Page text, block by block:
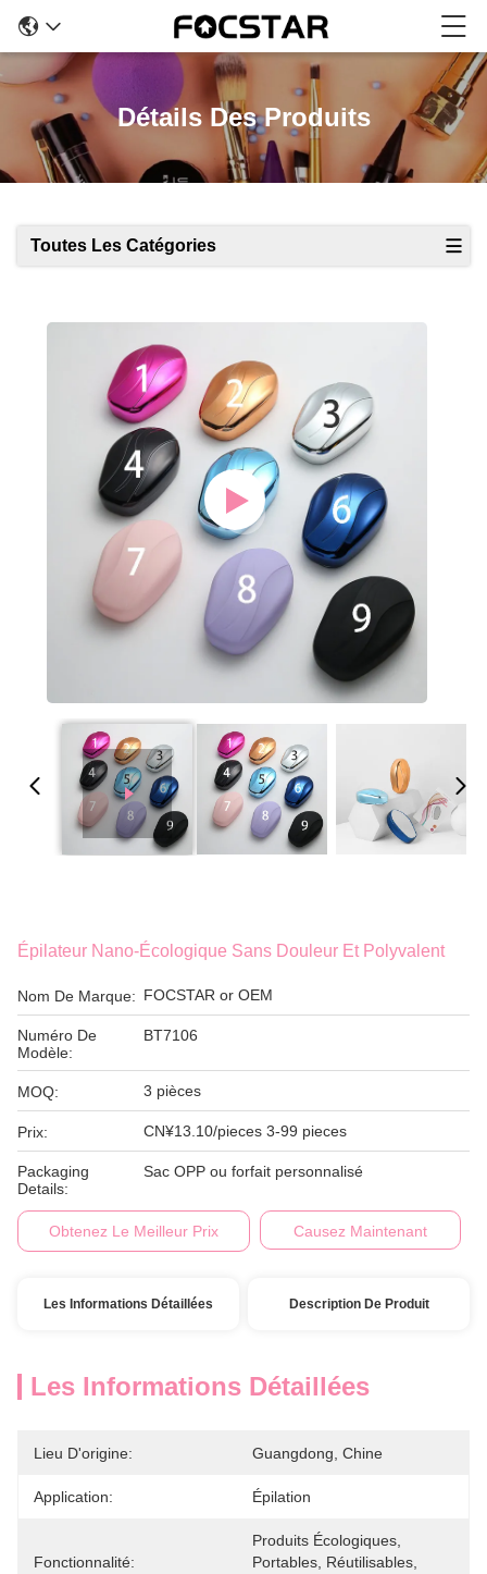
Détails Des Produits
Toutes Les Catégories
Épilateur Nano-Écologique Sans Douleur Et Polyvalent
Nom De Marque: FOCSTAR or OEM
Numéro De
Modèle:
BT7106
MOQ: 3 pièces
Prix: CN¥13.10/pieces 3-99 pieces
Packaging
Details:
Sac OPP ou forfait personnalisé
Obtenez Le Meilleur Prix Causez Maintenant
Les Informations Détaillées Description De Produit
Les Informations Détaillées
Lieu D'origine: Guangdong, Chine
Application: Épilation
Fonctionnalité:
Produits Écologiques,
Portables, Réutilisables,